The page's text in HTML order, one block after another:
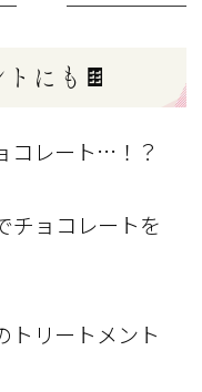
にも🍫
コレート…！？
チョコレートを
トリートメント